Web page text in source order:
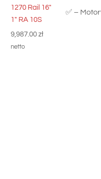
✅ –
1270 Rail 16"
1" RA 10S
9,987.00zł
netto